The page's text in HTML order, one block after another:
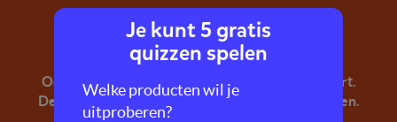
prins, vliegt, staart
Oefen hier met woorden als prins, vliegt en staart.
Deze woorden noem je ook wel mmkmm-woorden.
Je kunt 5 gratis
quizzen spelen
Welke producten wil je
uitproberen?